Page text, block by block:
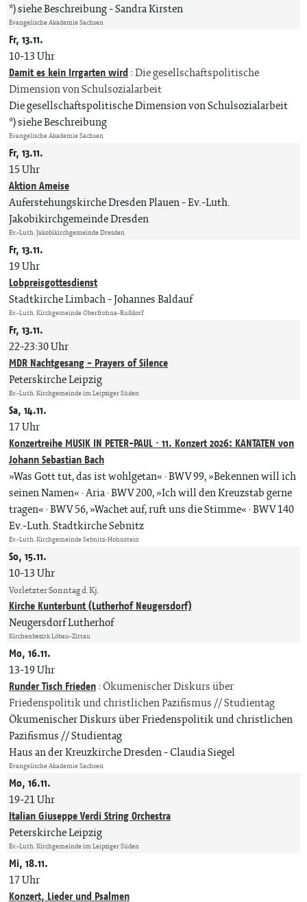
*) siehe Beschreibung Sandra Kirsten
Evangelische Akademie Sachsen
Fr, 13.11.
10-13 Uhr
Damit es kein Irrgarten wird:Die gesellschaftspolitische
Dimension von Schulsozialarbeit
Die gesellschaftspolitische Dimension von Schulsozialarbeit
*) siehe Beschreibung
Evangelische Akademie Sachsen
Fr, 13.11.
15 Uhr
Aktion Ameise
Auferstehungskirche Dresden Plauen Ev.-Luth.
Jakobikirchgemeinde Dresden
Ev.-Luth. Jakobikirchgemeinde Dresden
Fr, 13.11.
19 Uhr
Lobpreisgottesdienst
Stadtkirche Limbach Johannes Baldauf
Ev.-Luth. Kirchgemeinde Oberfrohna-Rußdorf
Fr, 13.11.
22-23:30 Uhr
MDR Nachtgesang - Prayers of Silence
Peterskirche Leipzig
Ev.-Luth. Kirchgemeinde im Leipziger Süden
Sa, 14.11.
17 Uhr
Konzertreihe MUSIK IN PETER-PAUL · 11. Konzert 2026: KANTATEN von
Johann Sebastian Bach
»Was Gott tut, das ist wohlgetan« · BWV 99, »Bekennen will ich
seinen Namen« · Aria · BWV 200, »Ich will den Kreuzstab gerne
tragen« · BWV 56, »Wachet auf, ruft uns die Stimme« · BWV 140
Ev.-Luth. Stadtkirche Sebnitz
Ev.-Luth. Kirchgemeinde Sebnitz-Hohnstein
So, 15.11.
10-13 Uhr
Vorletzter Sonntag d. Kj.
Kirche Kunterbunt (Lutherhof Neugersdorf)
Neugersdorf Lutherhof
Kirchenbezirk Löbau-Zittau
Mo, 16.11.
13-19 Uhr
Runder Tisch Frieden:Ökumenischer Diskurs über
Friedenspolitik und christlichen Pazifismus // Studientag
Ökumenischer Diskurs über Friedenspolitik und christlichen
Pazifismus // Studientag
Haus an der Kreuzkirche Dresden Claudia Siegel
Evangelische Akademie Sachsen
Mo, 16.11.
19-21 Uhr
Italian Giuseppe Verdi String Orchestra
Peterskirche Leipzig
Ev.-Luth. Kirchgemeinde im Leipziger Süden
Mi, 18.11.
17 Uhr
Konzert, Lieder und Psalmen